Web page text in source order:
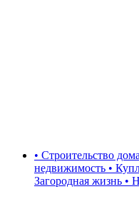
• Строительство
недвижимость •
Загородная жизнь •